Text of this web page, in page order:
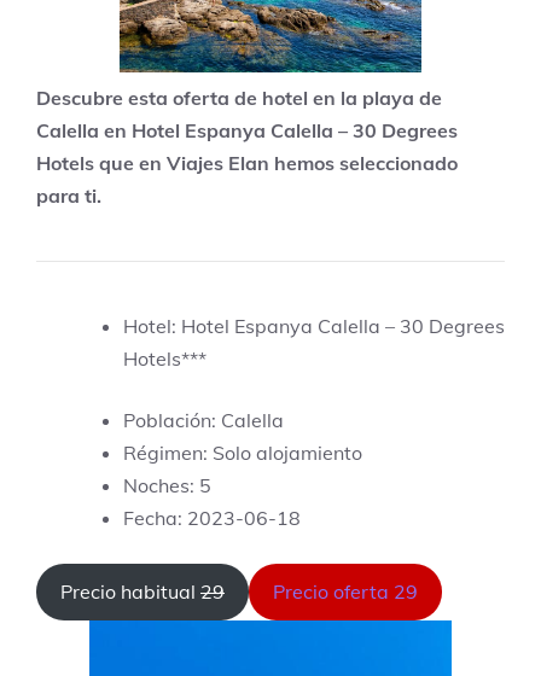
Descubre esta oferta de hotel en la playa de
Calella en Hotel Espanya Calella – 30 Degrees
Hotels que en Viajes Elan hemos seleccionado
para ti.
Hotel: Hotel Espanya Calella – 30 Degrees
Hotels***
Población: Calella
Régimen: Solo alojamiento
Noches: 5
Fecha: 2023-06-18
Precio habitual 29 Precio oferta 29